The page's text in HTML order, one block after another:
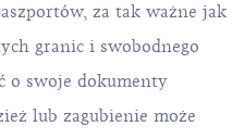
za tak ważne jak
granic i swobodnego
o swoje dokumenty
lub zagubienie może